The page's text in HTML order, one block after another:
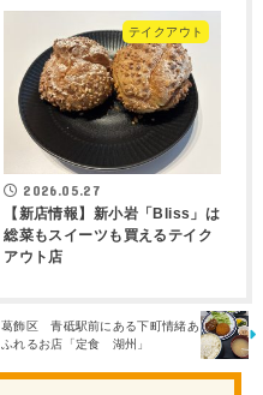
テイクアウト
2026.05.27
【新店情報】新小岩「Bliss」は
総菜もスイーツも買えるテイク
アウト店
葛飾区 青砥駅前にある下町情緒あ
ふれるお店「定食 湖州」